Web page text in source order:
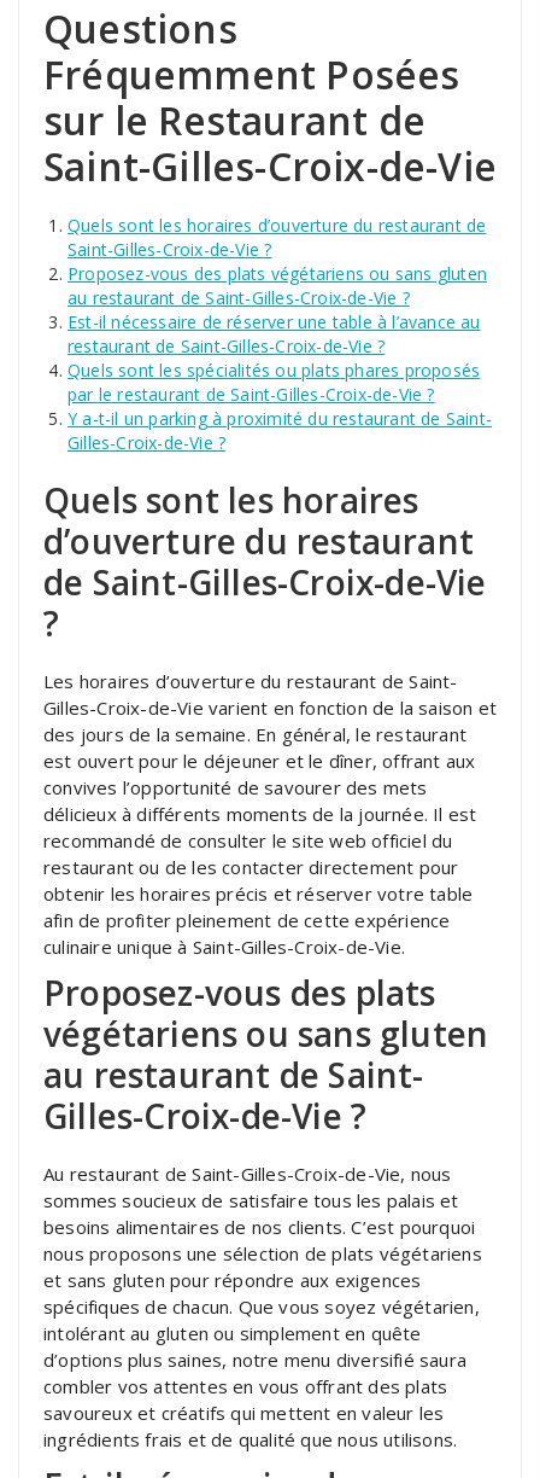
Questions
Fréquemment Posées
sur le Restaurant de
Saint-Gilles-Croix-de-Vie
Quels sont les horaires d’ouverture du restaurant de
Saint-Gilles-Croix-de-Vie ?
Proposez-vous des plats végétariens ou sans gluten
au restaurant de Saint-Gilles-Croix-de-Vie ?
Est-il nécessaire de réserver une table à l’avance au
restaurant de Saint-Gilles-Croix-de-Vie ?
Quels sont les spécialités ou plats phares proposés
par le restaurant de Saint-Gilles-Croix-de-Vie ?
Y a-t-il un parking à proximité du restaurant de Saint-
Gilles-Croix-de-Vie ?
Quels sont les horaires
d’ouverture du restaurant
de Saint-Gilles-Croix-de-Vie
?
Les horaires d’ouverture du restaurant de Saint-
Gilles-Croix-de-Vie varient en fonction de la saison et
des jours de la semaine. En général, le restaurant
est ouvert pour le déjeuner et le dîner, offrant aux
convives l’opportunité de savourer des mets
délicieux à différents moments de la journée. Il est
recommandé de consulter le site web officiel du
restaurant ou de les contacter directement pour
obtenir les horaires précis et réserver votre table
afin de profiter pleinement de cette expérience
culinaire unique à Saint-Gilles-Croix-de-Vie.
Proposez-vous des plats
végétariens ou sans gluten
au restaurant de Saint-
Gilles-Croix-de-Vie ?
Au restaurant de Saint-Gilles-Croix-de-Vie, nous
sommes soucieux de satisfaire tous les palais et
besoins alimentaires de nos clients. C’est pourquoi
nous proposons une sélection de plats végétariens
et sans gluten pour répondre aux exigences
spécifiques de chacun. Que vous soyez végétarien,
intolérant au gluten ou simplement en quête
d’options plus saines, notre menu diversifié saura
combler vos attentes en vous offrant des plats
savoureux et créatifs qui mettent en valeur les
ingrédients frais et de qualité que nous utilisons.